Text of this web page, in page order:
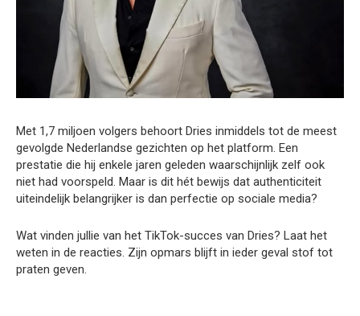
Met 1,7 miljoen volgers behoort Dries inmiddels tot de meest
gevolgde Nederlandse gezichten op het platform. Een
prestatie die hij enkele jaren geleden waarschijnlijk zelf ook
niet had voorspeld. Maar is dit hét bewijs dat authenticiteit
uiteindelijk belangrijker is dan perfectie op sociale media?
Wat vinden jullie van het TikTok-succes van Dries? Laat het
weten in de reacties. Zijn opmars blijft in ieder geval stof tot
praten geven.